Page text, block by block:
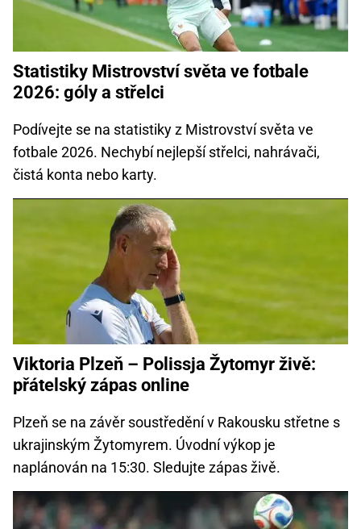
Statistiky Mistrovství světa ve fotbale
2026: góly a střelci
Podívejte se na statistiky z Mistrovství světa ve
fotbale 2026. Nechybí nejlepší střelci, nahrávači,
čistá konta nebo karty.
Viktoria Plzeň – Polissja Žytomyr živě:
přátelský zápas online
Plzeň se na závěr soustředění v Rakousku střetne s
ukrajinským Žytomyrem. Úvodní výkop je
naplánován na 15:30. Sledujte zápas živě.